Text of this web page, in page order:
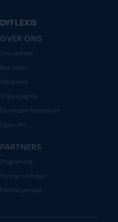
DYFLEXIS
OVER ONS
Ons verhaal
Het team
Vacatures
Statuspagina
Developer Resources
Open API
PARTNERS
Programma
Partner verhalen
Partner portaal